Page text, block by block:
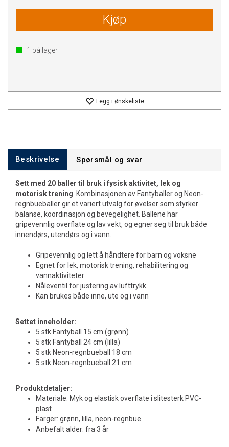
Kjøp
1 på lager
Legg i ønskeliste
Beskrivelse Spørsmål og svar
Sett med 20 baller til bruk i fysisk aktivitet, lek og
motorisk trening . Kombinasjonen av Fantyballer og Neon-
regnbueballer gir et variert utvalg for øvelser som styrker
balanse, koordinasjon og bevegelighet. Ballene har
gripevennlig overflate og lav vekt, og egner seg til bruk både
innendørs, utendørs og i vann.
Gripevennlig og lett å håndtere for barn og voksne
Egnet for lek, motorisk trening, rehabilitering og
vannaktiviteter
Nåleventil for justering av lufttrykk
Kan brukes både inne, ute og i vann
Settet inneholder:
5 stk Fantyball 15 cm (grønn)
5 stk Fantyball 24 cm (lilla)
5 stk Neon-regnbueball 18 cm
5 stk Neon-regnbueball 21 cm
Produktdetaljer:
Materiale: Myk og elastisk overflate i slitesterk PVC-
plast
Farger: grønn, lilla, neon-regnbue
Anbefalt alder: fra 3 år